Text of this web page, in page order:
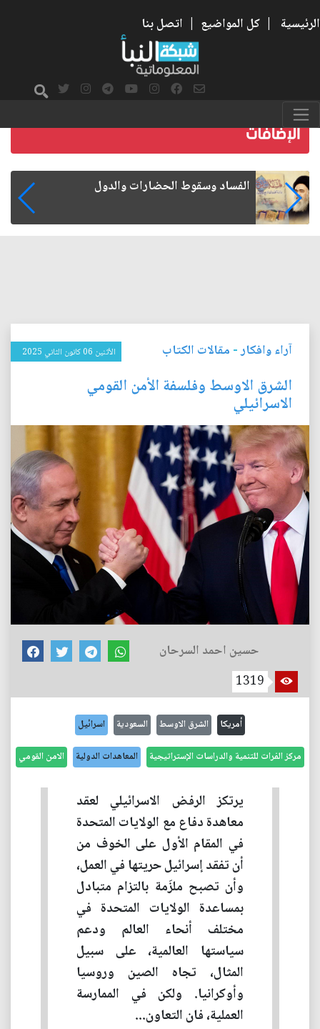
الرئيسية | كل المواضيع | اتصل بنا
رواتب الموظفين على صفيح ساخن
آراء وافكار- مقالات الكتاب الأثنين 06 كانون الثاني 2025
الشرق الاوسط وفلسفة الأمن القومي
الاسرائيلي
حسين احمد السرحان
1319
أمريكا الشرق الاوسط السعودية اسرائيل
مركز الفرات للتنمية والدراسات الإستراتيجية المعاهدات الدولية الامن القومي
يرتكز الرفض الاسرائيلي لعقد
معاهدة دفاع مع الولايات المتحدة
في المقام الأول على الخوف من
أن تفقد إسرائيل حريتها في العمل،
وأن تصبح ملزَمة بالتزام متبادل
بمساعدة الولايات المتحدة في
مختلف أنحاء العالم ودعم
سياستها العالمية، على سبيل
المثال، تجاه الصين وروسيا
وأوكرانيا. ولكن في الممارسة
العملية، فان التعاون...